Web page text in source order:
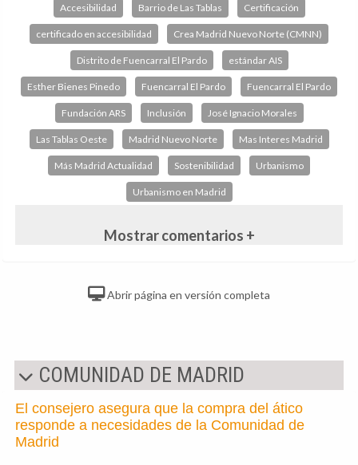
Accesibilidad Barrio de Las Tablas Certificación
certificado en accesibilidad Crea Madrid Nuevo Norte (CMNN)
Distrito de Fuencarral El Pardo estándar AIS
Esther Bienes Pinedo Fuencarral El Pardo Fuencarral El Pardo
Fundación ARS Inclusión José Ignacio Morales
Las Tablas Oeste Madrid Nuevo Norte Mas Interes Madrid
Más Madrid Actualidad Sostenibilidad Urbanismo
Urbanismo en Madrid
Mostrar comentarios +
Abrir página en versión completa
COMUNIDAD DE MADRID
El consejero asegura que la compra del ático
responde a necesidades de la Comunidad de
Madrid